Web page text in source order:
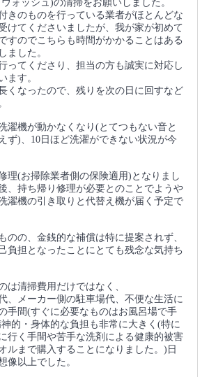
ォッシュ)の清掃をお願いしました。
きのものを行っている業者がほとんどな
けてくださいましたが、我が家が初めて
すのでこちらも時間がかかることはある
ました。
ってくださり、担当の方も誠実に対応し
ます。
くなったので、残りを次の日に回すなど
濯機が動かなくなり(とてつもない音と
ず)、10日ほど洗濯ができない状況が今
理(お掃除業者側の保険適用)となりまし
、持ち帰り修理が必要とのことでようや
濯機の引き取りと代替え機が届く予定で
のの、金銭的な補償は特に提案されず、
負担となったことにとても残念な気持ち
は清掃費用だけではなく、
、メーカー側の駐車場代、不便な生活に
手間(すぐに必要なものはお風呂場で手
的・身体的な負担も非常に大きく(特に
行く手間や苦手な洗剤による健康的被害
ルまで購入することになりました。)日
像以上でした。